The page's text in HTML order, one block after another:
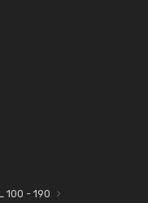
100 - 190